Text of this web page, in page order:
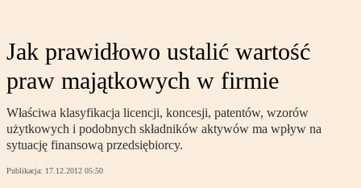
Jak prawidłowo ustalić wartość
praw majątkowych w firmie
Właściwa klasyfikacja licencji, koncesji, patentów, wzorów
użytkowych i podobnych składników aktywów ma wpływ na
sytuację finansową przedsiębiorcy.
Publikacja: 17.12.2012 05:50